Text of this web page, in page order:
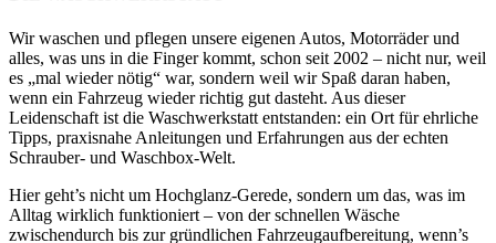
Wir waschen und pflegen unsere eigenen Autos, Motorräder und
alles, was uns in die Finger kommt, schon seit 2002 – nicht nur, weil
es „mal wieder nötig“ war, sondern weil wir Spaß daran haben,
wenn ein Fahrzeug wieder richtig gut dasteht. Aus dieser
Leidenschaft ist die Waschwerkstatt entstanden: ein Ort für ehrliche
Tipps, praxisnahe Anleitungen und Erfahrungen aus der echten
Schrauber- und Waschbox-Welt.
Hier geht’s nicht um Hochglanz-Gerede, sondern um das, was im
Alltag wirklich funktioniert – von der schnellen Wäsche
zwischendurch bis zur gründlichen Fahrzeugaufbereitung, wenn’s